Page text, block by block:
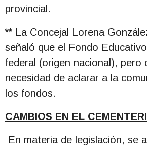
provincial.
** La Concejal Lorena
señaló que el Fondo
federal (origen nacional), pero
necesidad de aclarar a la
los fondos.
CAMBIOS EN EL
En materia de legislación, se